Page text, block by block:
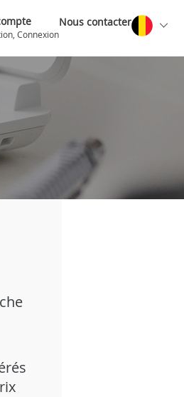
Connexion
Nous contacter